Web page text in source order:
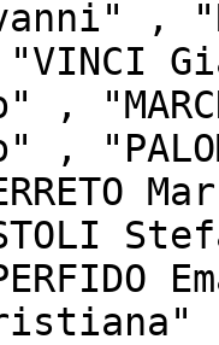
,
,
,